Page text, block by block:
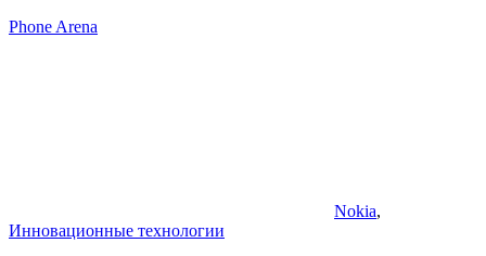
Phone Arena
Nokia,
Инновационные технологии